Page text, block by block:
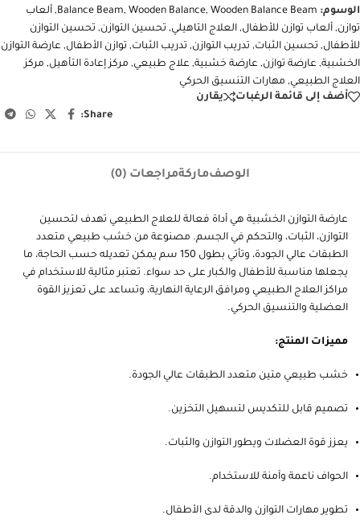
الوسوم:
Balance Beam, Wooden Balance, Wooden Balance Beam
, ألعاب
توازن, ألعاب توازن للأطفال, العلاج التاهيلي, تحسين التوازن, تحسين التوازن
للأطفال, تحسين الثبات, تدريب التوازن, تدريب الثبات, توازن الأطفال, عارضة التوازن
الخشبية, عارضة توازن, عارضة خشبية, علاج طبيعي, مركز إعادة التأهيل, مركز
العلاج الطبيعي, مهارات التنسيق الحركي
أضف إلى قائمة الرغبات
يقارن
Share:
الوصفماركةمراجعات (0)
عارضة التوازن الخشبية هي أداة فعالة للعلاج الطبيعي تهدف لتحسين
التوازن، الثبات، والتحكم في الجسم. مصنوعة من خشب طبيعي متعدد
الطبقات عالي الجودة، وتأتي بطول 150 سم يمكن تعديله حسب الحاجة، ما
يجعلها مناسبة للأطفال والكبار على حد سواء. تعتبر مثالية للاستخدام في
مراكز العلاج الطبيعي ومرافق الرعاية النهارية، وتساعد على تعزيز القوة
العضلية والتنسيق الحركي.
مميزات المنتج:
خشب طبيعي متين متعدد الطبقات عالي الجودة.
تصميم قابل للتكديس لتسهيل التخزين.
يعزز قوة العضلات ويطور التوازن والثبات.
الحواف ناعمة وآمنة للاستخدام.
تطوير مهارات التوازن والدقة لدى الأطفال.